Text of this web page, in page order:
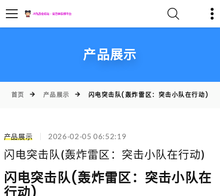
产品展示
首页 产品展示 闪电突击队(轰炸雷区：突击小队在行动)
产品展示 2026-02-05 06:52:19
闪电突击队(轰炸雷区：突击小队在行动)
闪电突击队(轰炸雷区：突击小队在